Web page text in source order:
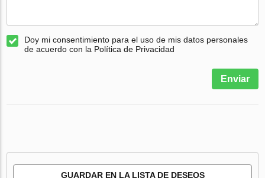
Doy mi consentimiento para el uso de mis datos personales
de acuerdo con la Política de Privacidad
Enviar
GUARDAR EN LA LISTA DE DESEOS